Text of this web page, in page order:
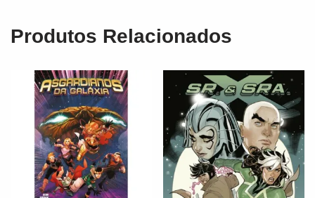
Produtos Relacionados